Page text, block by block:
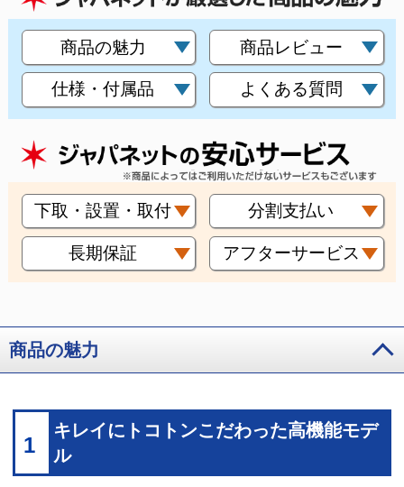
商品の魅力 商品レビュー
仕様・付属品 よくある質問
下取・設置・取付 分割支払い
長期保証 アフターサービス
商品の魅力
1
キレイにトコトンこだわった高機能モデ
ル